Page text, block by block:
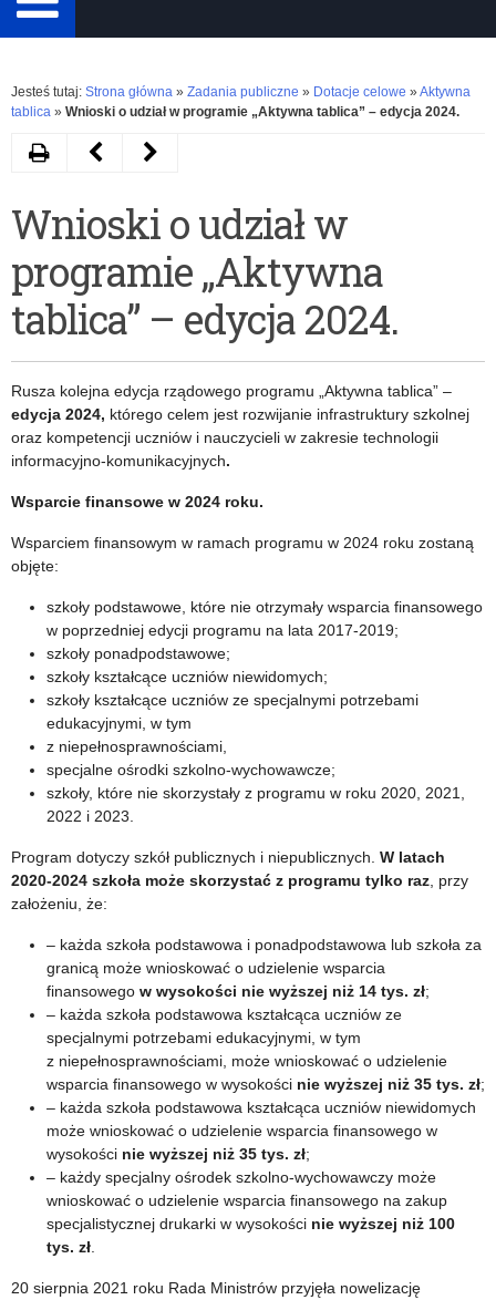
Rozwiń
Jesteś tutaj: Strona główna » Zadania publiczne » Dotacje celowe » Aktywna
tablica » Wnioski o udział w programie „Aktywna tablica” – edycja 2024.
Wnioski o udział w
programie „Aktywna
tablica” – edycja 2024.
Rusza kolejna edycja rządowego programu „Aktywna tablica” –
edycja 2024, którego celem jest rozwijanie infrastruktury szkolnej
oraz kompetencji uczniów i nauczycieli w zakresie technologii
informacyjno-komunikacyjnych.
Wsparcie finansowe w 2024 roku.
Wsparciem finansowym w ramach programu w 2024 roku zostaną
objęte:
szkoły podstawowe, które nie otrzymały wsparcia finansowego
w poprzedniej edycji programu na lata 2017-2019;
szkoły ponadpodstawowe;
szkoły kształcące uczniów niewidomych;
szkoły kształcące uczniów ze specjalnymi potrzebami
edukacyjnymi, w tym
z niepełnosprawnościami,
specjalne ośrodki szkolno-wychowawcze;
szkoły, które nie skorzystały z programu w roku 2020, 2021,
2022 i 2023.
Program dotyczy szkół publicznych i niepublicznych. W latach
2020-2024 szkoła może skorzystać z programu tylko raz , przy
założeniu, że:
– każda szkoła podstawowa i ponadpodstawowa lub szkoła za
granicą może wnioskować o udzielenie wsparcia
finansowego w wysokości nie wyższej niż 14 tys. zł;
– każda szkoła podstawowa kształcąca uczniów ze
specjalnymi potrzebami edukacyjnymi, w tym
z niepełnosprawnościami, może wnioskować o udzielenie
wsparcia finansowego w wysokości nie wyższej niż 35 tys. zł;
– każda szkoła podstawowa kształcąca uczniów niewidomych
może wnioskować o udzielenie wsparcia finansowego w
wysokości nie wyższej niż 35 tys. zł;
– każdy specjalny ośrodek szkolno-wychowawczy może
wnioskować o udzielenie wsparcia finansowego na zakup
specjalistycznej drukarki w wysokości nie wyższej niż 100
tys. zł
20 sierpnia 2021 roku Rada Ministrów przyjęła nowelizację
DrukujNastępny
Aktywna
tablica
rządowy
na
lata
rozliczenie
dotacji
–
edycja
2024
Poprzedni
Aktywna
tablica
rządowy
na
lata
2020-
rozliczenie
dotacji
–
edycja
2023